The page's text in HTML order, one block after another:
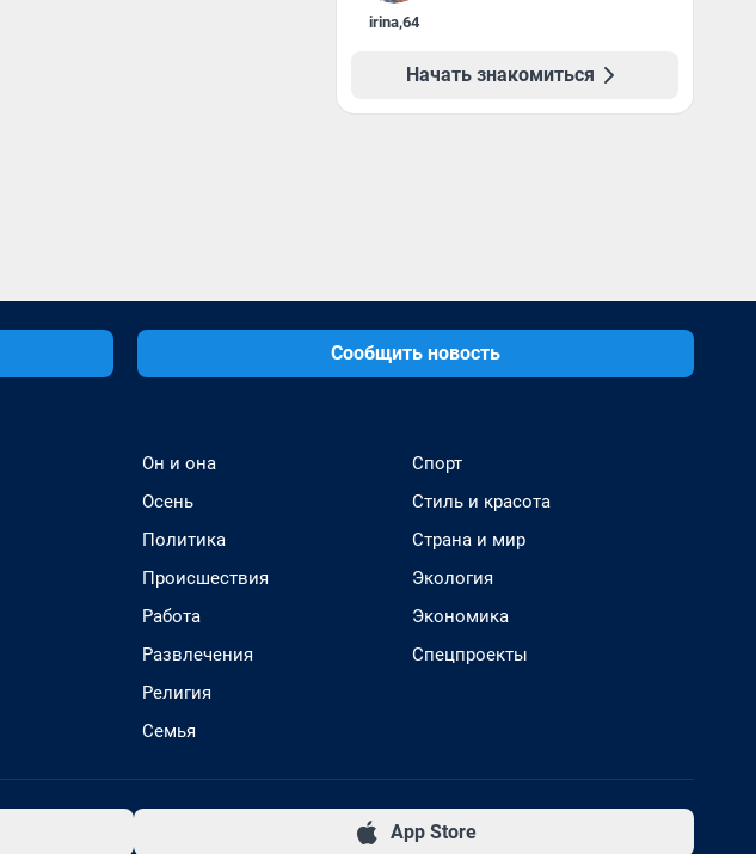
irina,64
Начать знакомиться
Сообщить новость
Он и она
Осень
Политика
Происшествия
Работа
Развлечения
Религия
Семья
Спорт
Стиль и красота
Страна и мир
Экология
Экономика
Спецпроекты
App Store